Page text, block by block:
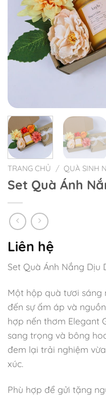
TRANG CHỦ / QUÀ SINH
Set Quà Ánh
Liên hệ
Set Quà Ánh Nắng Dịu
Một hộp quà tươi sáng
đến sự ấm áp và
hợp nến thơm Elegant
sang trọng và bông
đem lại trải nghiệm
xúc.
Phù hợp để gửi tặng